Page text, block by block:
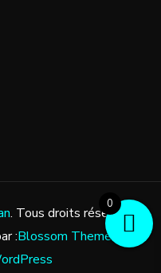
. Tous droits réservés.
:Blossom Themes
0